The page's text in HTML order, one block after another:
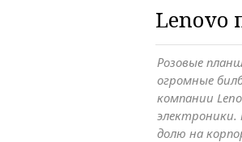
Lenovo
Розовые
огромные
компании
долю на